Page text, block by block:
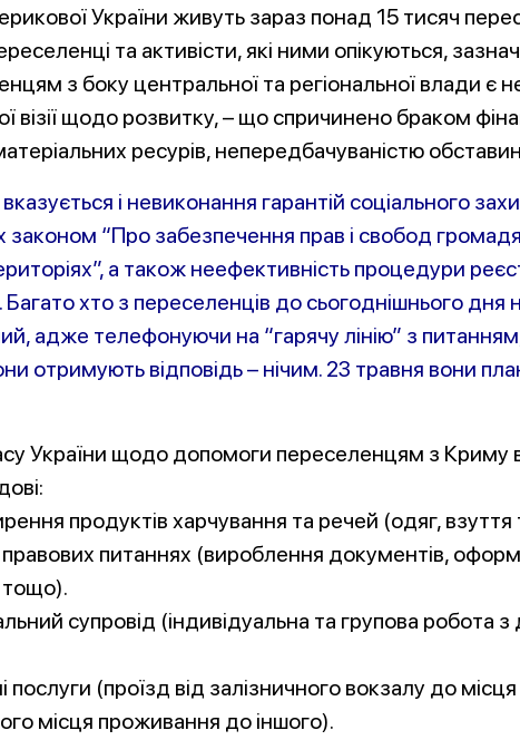
України живуть зараз понад 15 тисяч
та активісти, які ними опікуються,
з боку центральної та регіональної влади є
візії щодо розвитку, – що спричинено браком
ресурів, непередбачуваністю
і невиконання гарантій соціального
законом “Про забезпечення прав і свобод
а також неефективність процедури
Багато хто з переселенців до сьогоднішнього дня
адже телефонуючи на “гарячу лінію” з
отримують відповідь – нічим. 23 травня вони
України щодо допомоги переселенцям з Криму
продуктів харчування та речей (одяг,
питаннях (вироблення документів,
супровід (індивідуальна та групова робота з
послуги (проїзд від залізничного вокзалу до
місця проживання до іншого).